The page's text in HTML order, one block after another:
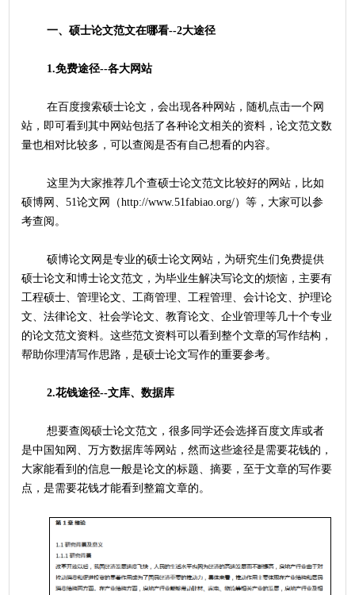
一、硕士论文范文在哪看--2大途径
1.免费途径--各大网站
	在百度搜索硕士论文，会出现各种网站，随机点击一个网
站，即可看到其中网站包括了各种论文相关的资料，论文范文数
量也相对比较多，可以查阅是否有自己想看的内容。
	这里为大家推荐几个查硕士论文范文比较好的网站，比如
硕博网、51论文网（http://www.51fabiao.org/）等，大家可以参
考查阅。
	硕博论文网是专业的硕士论文网站，为研究生们免费提供
硕士论文和博士论文范文，为毕业生解决写论文的烦恼，主要有
工程硕士、管理论文、工商管理、工程管理、会计论文、护理论
文、法律论文、社会学论文、教育论文、企业管理等几十个专业
的论文范文资料。这些范文资料可以看到整个文章的写作结构，
帮助你理清写作思路，是硕士论文写作的重要参考。
2.花钱途径--文库、数据库
	想要查阅硕士论文范文，很多同学还会选择百度文库或者
是中国知网、万方数据库等网站，然而这些途径是需要花钱的，
大家能看到的信息一般是论文的标题、摘要，至于文章的写作要
点，是需要花钱才能看到整篇文章的。